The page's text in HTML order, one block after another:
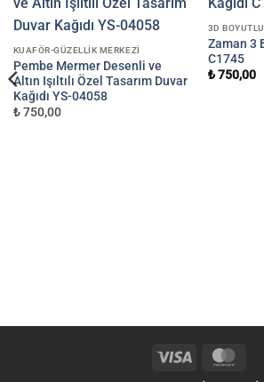
KUAFÖR-GÜZELLIK MERKEZI
Pembe Mermer Desenli ve
Altın Işıltılı Özel Tasarım Duvar
Kağıdı YS-04058
₺ 750,00
3D
Zaman 3
C1745
₺ 750,00
Visa